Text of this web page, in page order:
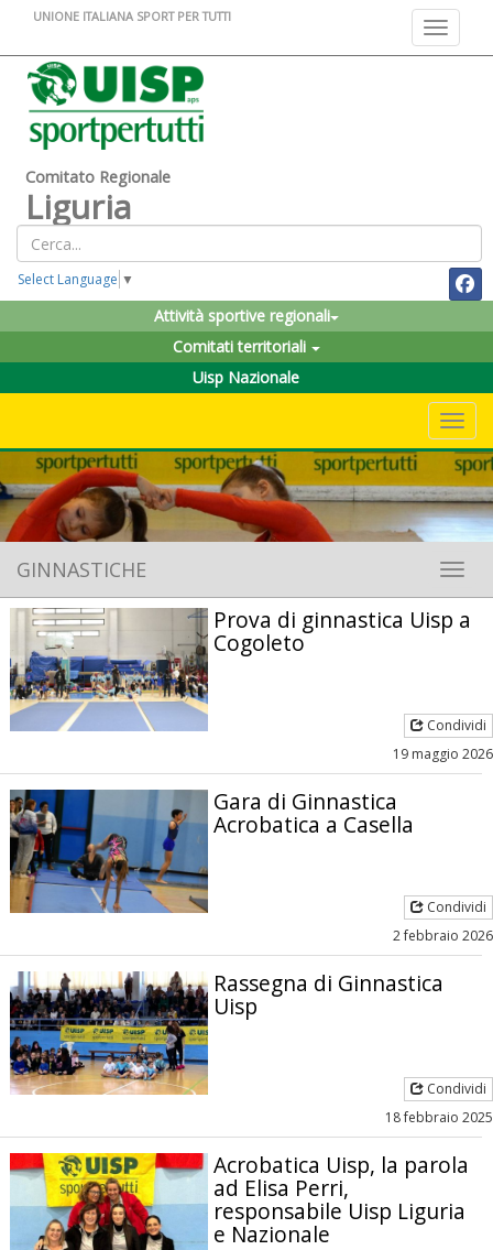
Toggle
UNIONE ITALIANA SPORT PER TUTTI
Comitato Regionale
Liguria
Select Language ▼
Attività sportive regionali
Comitati territoriali
Uisp Nazionale
GINNASTICHE
Prova di ginnastica Uisp a
Cogoleto
Condividi
19 maggio 2026
Gara di Ginnastica
Acrobatica a Casella
Condividi
2 febbraio 2026
Rassegna di Ginnastica
Uisp
Condividi
18 febbraio 2025
Acrobatica Uisp, la parola
ad Elisa Perri,
responsabile Uisp Liguria
e Nazionale